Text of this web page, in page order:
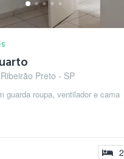
Preto - SP
guarda roupa, ventilador e cama
2